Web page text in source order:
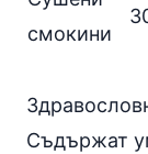
смокини
Съдържат